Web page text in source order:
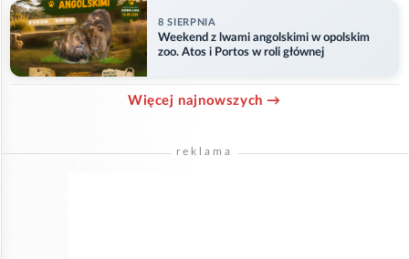
8 SIERPNIA
Weekend z lwami angolskimi w opolskim
zoo. Atos i Portos w roli głównej
Więcej najnowszych →
reklama